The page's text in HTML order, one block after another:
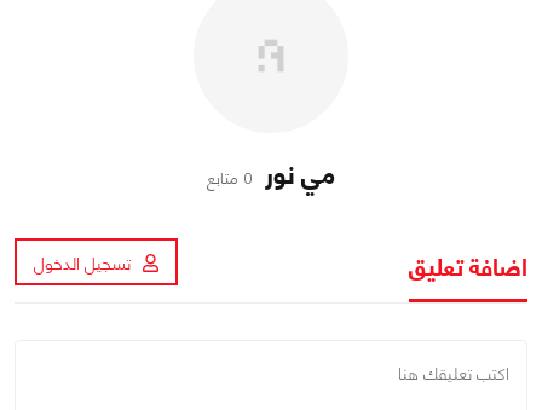
مي نور 0 متابع
اضافة تعليق تسجيل الدخول